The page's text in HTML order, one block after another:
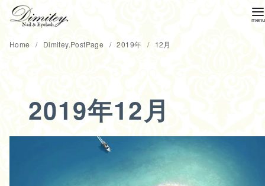
Home Dimitey.PostPage 2019年 12月
2019年12月